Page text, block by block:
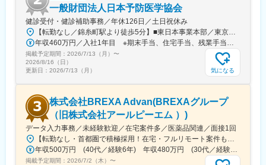
一般財団法人日本予防医学協会
健診受付・健診補助事務／年休126日／土日祝休み
【転勤なし／錦糸町駅より徒歩5分】■東日本事業本部／東京都江東区毛利1-19-10 江間忠錦糸町ビル＜アクセス＞JR総武線（快速）、総武線（各駅停車）「錦糸町駅」南口より徒歩5分東京メトロ半蔵門線「錦糸町駅」B1出口より徒歩5分東京メトロ半蔵門線／都営新宿線「住吉駅」B2出口より徒歩5分※受動喫煙対策あり（オフィス内禁煙）
年収460万円／入社1年目 ※期末手当、住宅手当、残業手当（月10時間分）含む
掲載予定期間： 2026/7/13（月） 〜
2026/8/16（日）
更新日： 2026/7/13（月） 気になる
株式会社BREXA Advan(BREXAグループ
（旧株式会社アールピーエム ）)
データ入力事務／未経験歓迎／在宅案件多／医薬品関連／面接1回
【転勤なし・首都圏で積極採用！在宅・フルリモート案件も有り！大手・優良企業が中心♪】■本社／大阪市淀川区宮原3-5-36 新大阪トラストタワー19F変更の範囲、上記を除く当社関連勤務地◆プロジェクト先例東京23区内、横浜、大宮、千葉、その他＜配属先最寄り駅の一例＞飯田橋／日本橋／浜松町／信濃町／四ツ谷／池袋／蒲田 など※過去の配属先は勤務地一覧に記載◆POINT！#大手企業など約300社の取引先あり！（製薬メーカー、製薬関連企業、化粧品関連企業、臨床研究センターなど）#最寄り駅から徒歩5～10分圏内の通いやすいオフィス＃在宅勤務・在宅プロジェクト多数＃定時退社基本＆土日祝休み＃安定性抜群の医療業界で事務として活躍＃未経験入社8割×研修センターで手厚くフォロー＃産育休の取得実績100％#転居を伴う転勤なし※受動喫煙対策：オフィス内禁煙
年収500万円 (40代／経験6年) 年収480万円 (30代／経験4年)
掲載予定期間： 2026/7/2（木） 〜